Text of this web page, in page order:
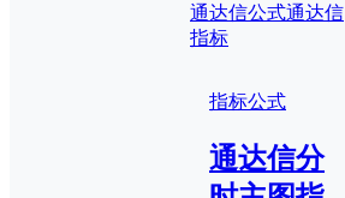
通达信公式通达信
指标
指标公式
通达信分